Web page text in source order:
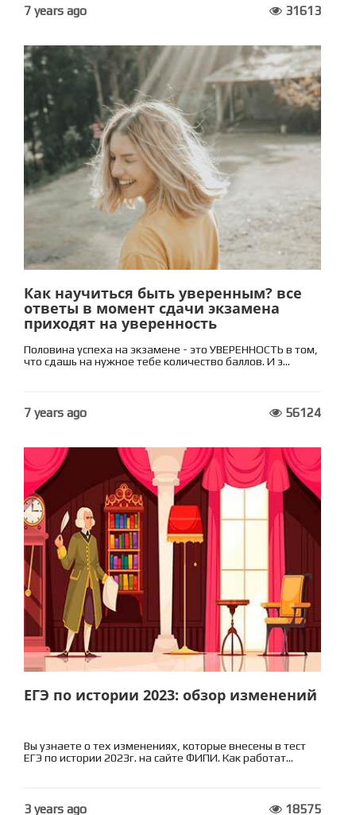
7 years ago 31613
Как научиться быть уверенным? все
ответы в момент сдачи экзамена
приходят на уверенность
Половина успеха на экзамене - это УВЕРЕННОСТЬ в том,
что сдашь на нужное тебе количество баллов. И э...
7 years ago 56124
ЕГЭ по истории 2023: обзор изменений
Вы узнаете о тех изменениях, которые внесены в тест
ЕГЭ по истории 2023г. на сайте ФИПИ. Как работат...
3 years ago 18575